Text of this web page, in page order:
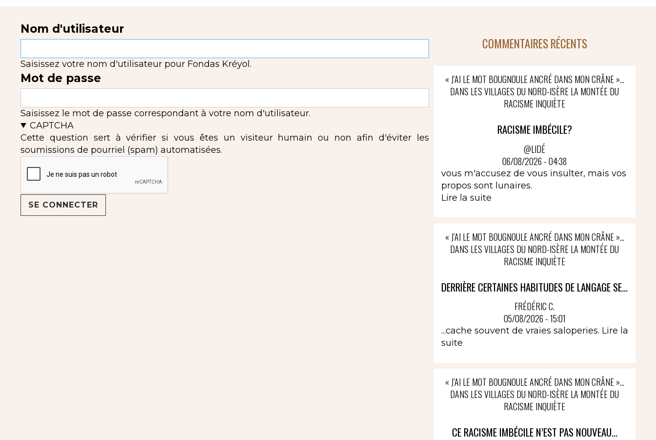
Nom d'utilisateur
Saisissez votre nom d'utilisateur pour Fondas Kréyol.
Mot de passe
Saisissez le mot de passe correspondant à votre nom d'utilisateur.
CAPTCHA
Cette question sert à vérifier si vous êtes un visiteur humain ou non afin d'éviter les
soumissions de pourriel (spam) automatisées.
COMMENTAIRES RÉCENTS
« J’AI LE MOT BOUGNOULE ANCRÉ DANS MON CRÂNE »…
DANS LES VILLAGES DU NORD-ISÈRE LA MONTÉE DU
RACISME INQUIÈTE
RACISME IMBÉCILE?
@LIDÉ
06/08/2026 - 04:38
vous m'accusez de vous insulter, mais vos
propos sont lunaires.
Lire la suite
« J’AI LE MOT BOUGNOULE ANCRÉ DANS MON CRÂNE »…
DANS LES VILLAGES DU NORD-ISÈRE LA MONTÉE DU
RACISME INQUIÈTE
DERRIÈRE CERTAINES HABITUDES DE LANGAGE SE...
FRÉDÉRIC C.
05/08/2026 - 15:01
...cache souvent de vraies saloperies. Lire la
suite
« J’AI LE MOT BOUGNOULE ANCRÉ DANS MON CRÂNE »…
DANS LES VILLAGES DU NORD-ISÈRE LA MONTÉE DU
RACISME INQUIÈTE
CE RACISME IMBÉCILE N’EST PAS NOUVEAU...